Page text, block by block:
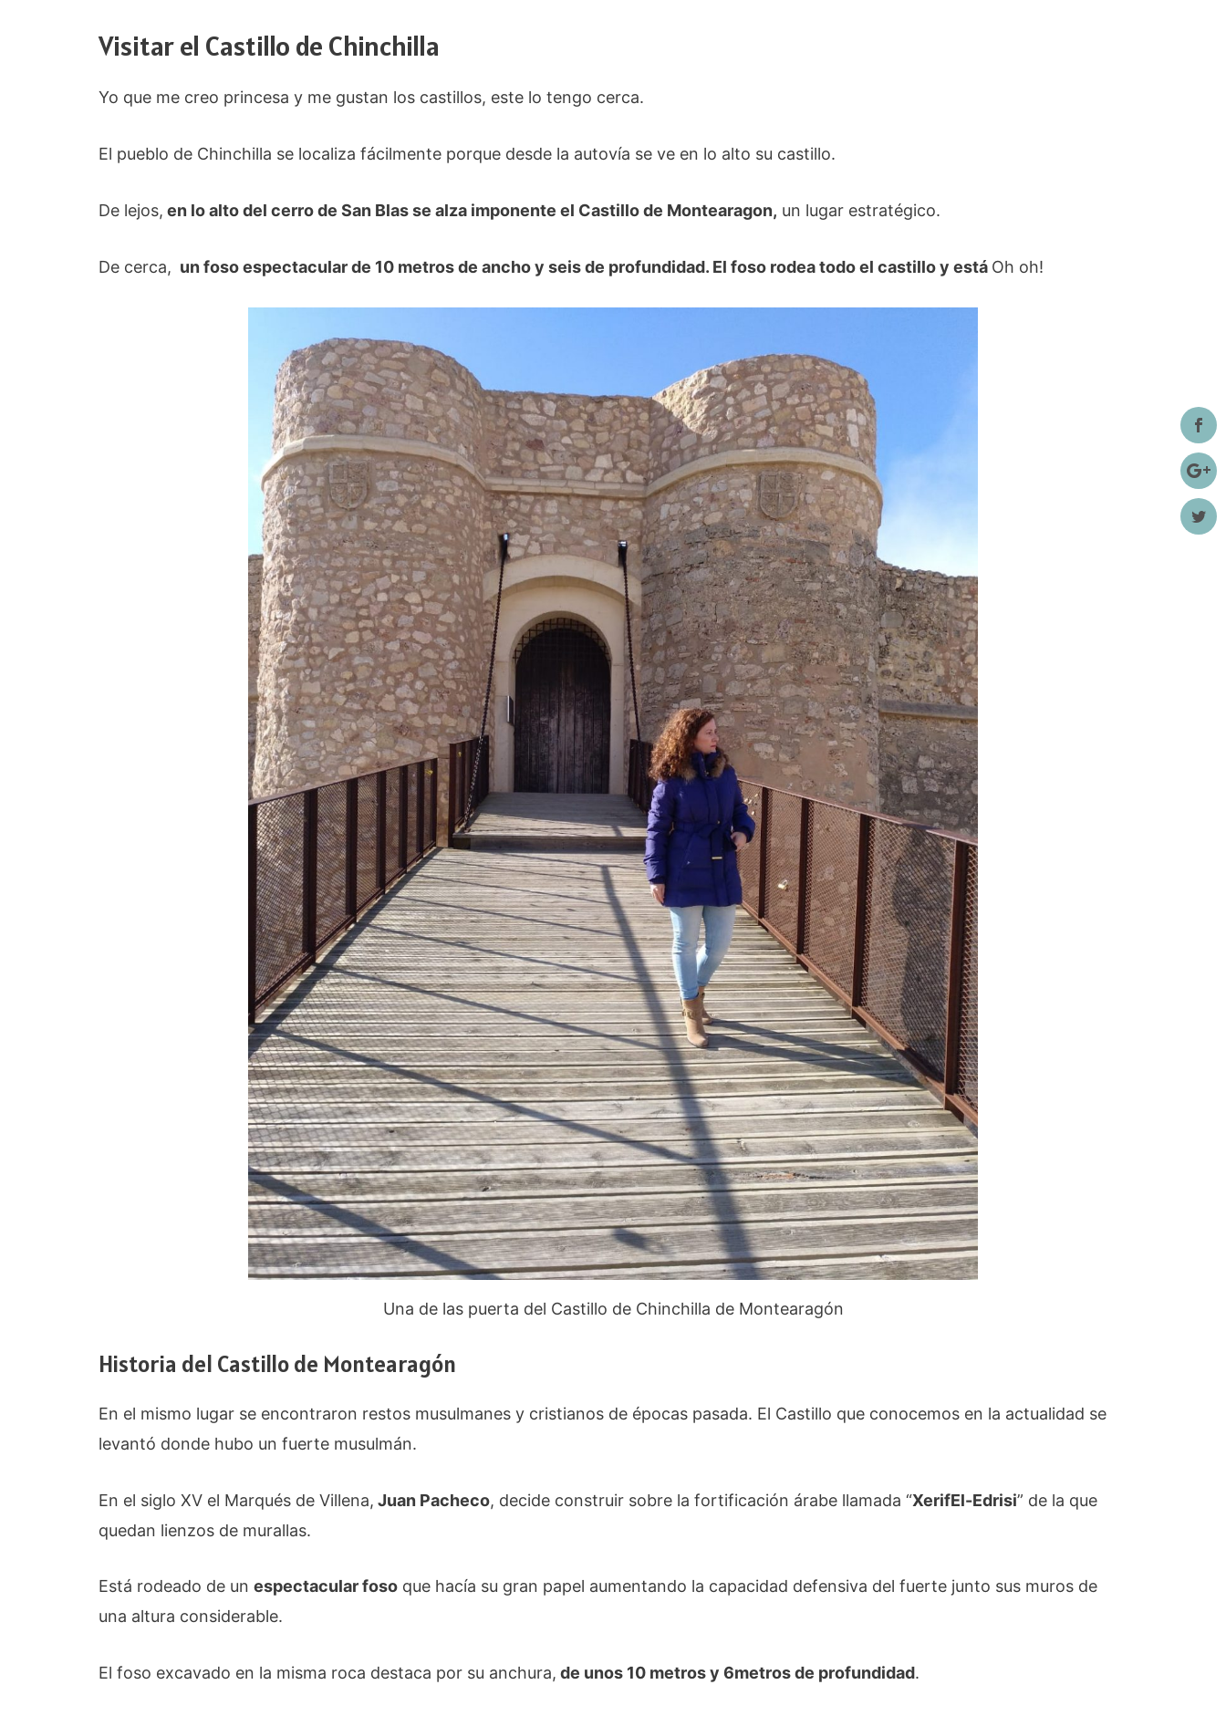
Visitar el Castillo de Chinchilla
Yo que me creo princesa y me gustan los castillos, este lo tengo cerca.
El pueblo de Chinchilla se localiza fácilmente porque desde la autovía se ve en lo alto su castillo.
De lejos, en lo alto del cerro de San Blas se alza imponente el Castillo de Montearagon, un lugar estratégico.
De cerca, un foso espectacular de 10 metros de ancho y seis de profundidad. El foso rodea todo el castillo y está Oh oh!
Una de las puerta del Castillo de Chinchilla de Montearagón
Historia del Castillo de Montearagón
En el mismo lugar se encontraron restos musulmanes y cristianos de épocas pasada. El Castillo que conocemos en la actualidad se
levantó donde hubo un fuerte musulmán.
En el siglo XV el Marqués de Villena, Juan Pacheco, decide construir sobre la fortificación árabe llamada “XerifEl-Edrisi” de la que
quedan lienzos de murallas.
Está rodeado de un espectacular foso que hacía su gran papel aumentando la capacidad defensiva del fuerte junto sus muros de
una altura considerable.
El foso excavado en la misma roca destaca por su anchura, de unos 10 metros y 6metros de profundidad.